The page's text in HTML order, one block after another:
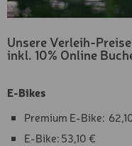
Unsere Verleih-
inkl. 10% Online
E-Bikes
Premium E-Bike:
​​​​​​E-Bike: 53,10 €